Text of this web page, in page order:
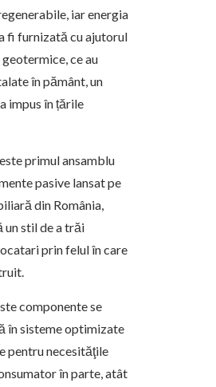
iar energia
fi furnizată cu ajutorul
ce au
în pământ, un
impus în țările
primul ansamblu
pasive lansat pe
din România,
un stil de a trăi
prin felul în care
componente se
în sisteme optimizate
pentru necesităţile
în parte, atât